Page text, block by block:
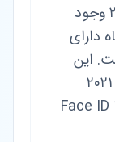
یک باور اشتباه در مورد آیپد پرو ۲۰۲۱ وجود
دارای
این
موضوع کاملاً اشتباه است. آیپد پرو ۲۰۲۱
منحصراً از سیستم تشخیص چهره یا Face ID